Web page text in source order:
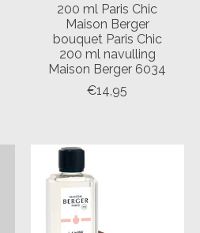
200 ml Paris Chic
Maison Berger
bouquet Paris Chic
200 ml navulling
Maison Berger 6034
€14,95